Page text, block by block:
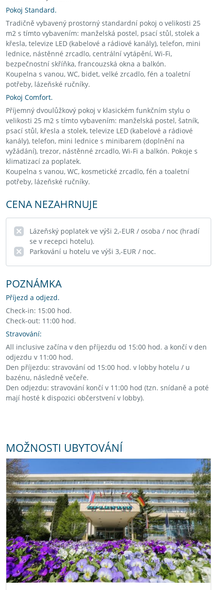
Pokoj Standard.
Tradičně vybavený prostorný standardní pokoj o velikosti 25
m2 s tímto vybavením: manželská postel, psací stůl, stolek a
křesla, televize LED (kabelové a rádiové kanály), telefon, mini
lednice, nástěnné zrcadlo, centrální vytápění, Wi-Fi,
bezpečnostní skříňka, francouzská okna a balkón.
Koupelna s vanou, WC, bidet, velké zrcadlo, fén a toaletní
potřeby, lázeňské ručníky.
Pokoj Comfort.
Příjemný dvoulůžkový pokoj v klasickém funkčním stylu o
velikosti 25 m2 s tímto vybavením: manželská postel, šatník,
psací stůl, křesla a stolek, televize LED (kabelové a rádiové
kanály), telefon, mini lednice s minibarem (doplnění na
vyžádání), trezor, nástěnné zrcadlo, Wi-Fi a balkón. Pokoje s
klimatizací za poplatek.
Koupelna s vanou, WC, kosmetické zrcadlo, fén a toaletní
potřeby, lázeňské ručníky.
CENA NEZAHRNUJE
Lázeňský poplatek ve výši 2,-EUR / osoba / noc (hradí
se v recepci hotelu).
Parkování u hotelu ve výši 3,-EUR / noc.
POZNÁMKA
Příjezd a odjezd.
Check-in: 15:00 hod.
Check-out: 11:00 hod.
Stravování:
All inclusive začína v den příjezdu od 15:00 hod. a končí v den
odjezdu v 11:00 hod.
Den příjezdu: stravování od 15:00 hod. v lobby hotelu / u
bazénu, následně večeře.
Den odjezdu: stravování končí v 11:00 hod (tzn. snídaně a poté
mají hosté k dispozici občerstvení v lobby).
MOŽNOSTI UBYTOVÁNÍ